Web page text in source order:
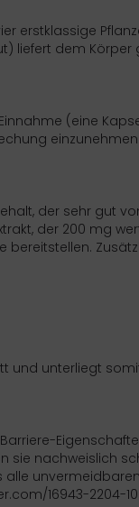
erstklassige
liefert dem
(eine
der sehr gut
der 200 mg
unterliegt
sie nachweislich
16943-2204-